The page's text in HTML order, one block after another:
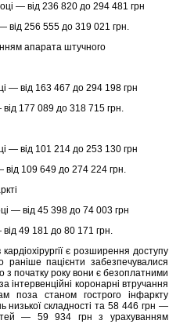
— від 236 820 до 294 481 грн
від 256 555 до 319 021 грн.
апарата штучного
— від 163 467 до 294 198 грн
177 089 до 318 715 грн.
— від 101 214 до 253 130 грн
від 109 649 до 274 224 грн.
— від 45 398 до 74 003 грн
49 181 до 80 171 грн.
є розширення доступу
раніше пацієнти забезпечувалися
з початку року вони є безоплатними
інтервенційні коронарні втручання
поза станом гострого інфаркту
низької складності та 58 446 грн —
— 59 934 грн з урахуванням